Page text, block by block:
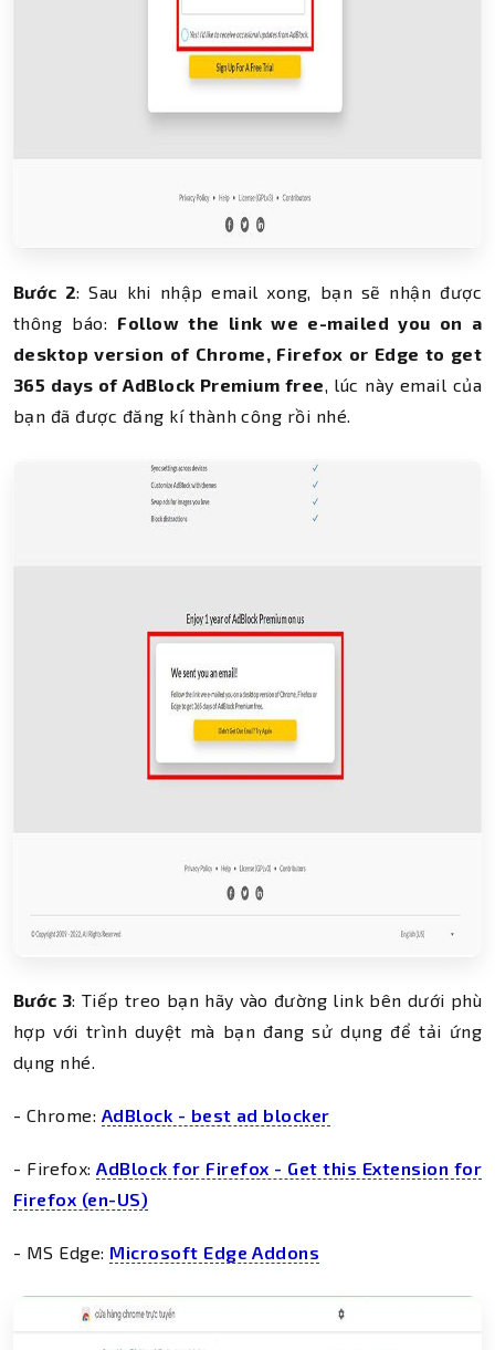
Bước 2: Sau khi nhập email xong, bạn sẽ nhận được
thông báo: Follow the link we e-mailed you on a
desktop version of Chrome, Firefox or Edge to get
365 days of AdBlock Premium free, lúc này email của
bạn đã được đăng kí thành công rồi nhé.
Bước 3: Tiếp treo bạn hãy vào đường link bên dưới phù
hợp với trình duyệt mà bạn đang sử dụng để tải ứng
dụng nhé.
- Chrome: AdBlock - best ad blocker
- Firefox:AdBlock for Firefox - Get this Extension for
Firefox (en-US)
- MS Edge: Microsoft Edge Addons